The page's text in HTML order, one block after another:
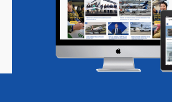
Magazine Podcasts